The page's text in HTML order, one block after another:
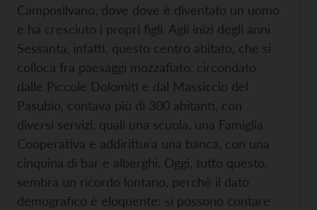
Camposilvano, dove dove è diventato un uomo
e ha cresciuto i propri figli. Agli inizi degli anni
Sessanta, infatti, questo centro abitato, che si
colloca fra paesaggi mozzafiato, circondato
dalle Piccole Dolomiti e dal Massiccio del
Pasubio, contava più di 300 abitanti, con
diversi servizi, quali una scuola, una Famiglia
Cooperativa e addirittura una banca, con una
cinquina di bar e alberghi. Oggi, tutto questo,
sembra un ricordo lontano, perchè il dato
demografico è eloquente: si possono contare